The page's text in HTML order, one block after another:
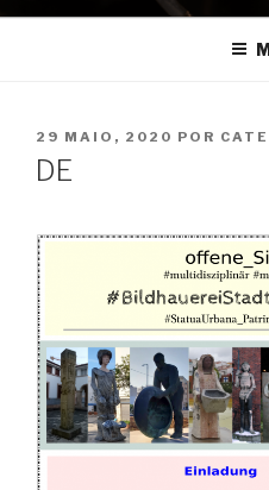
PUBLICADO
EM
29 MAIO, 2020 POR
DE